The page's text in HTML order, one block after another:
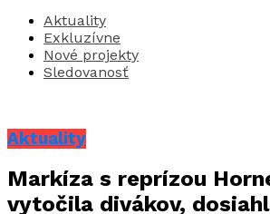
Aktuality
Exkluzívne
Nové projekty
Sledovanosť
Aktuality
Markíza s reprízou
vytočila divákov,